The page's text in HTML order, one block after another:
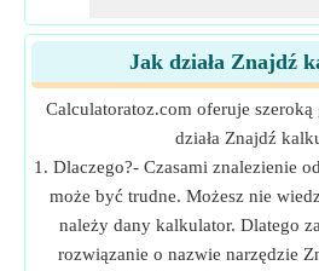
Jak działa Znajdź
Calculatoratoz.com oferuje
działa Znajdź
1. Dlaczego?- Czasami znalezienie
może być trudne. Możesz nie
należy dany kalkulator. Dlatego
rozwiązanie o nazwie narzędzie